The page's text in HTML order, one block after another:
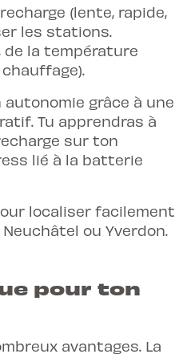
(lente, rapide,
les stations.
de la température
grâce à une
Tu apprendras à
sur ton
lié à la batterie
localiser facilement
ou Yverdon.
pour ton
avantages. La